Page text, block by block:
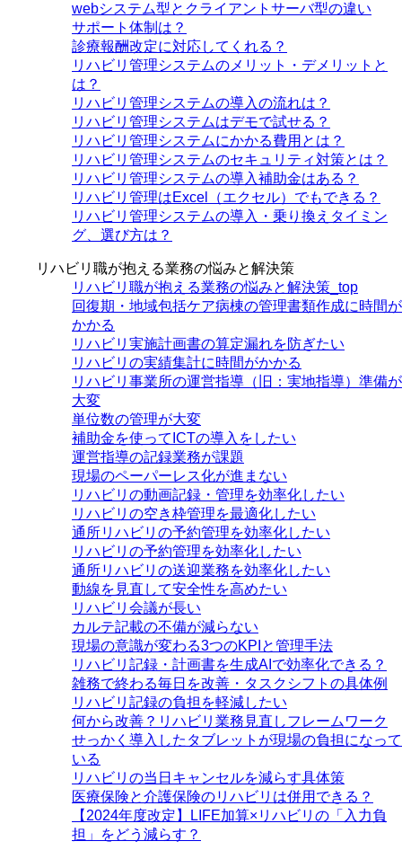
webシステム型とクライアントサーバ型の違い
サポート体制は？
診療報酬改定に対応してくれる？
リハビリ管理システムのメリット・デメリットと
は？
リハビリ管理システムの導入の流れは？
リハビリ管理システムはデモで試せる？
リハビリ管理システムにかかる費用とは？
リハビリ管理システムのセキュリティ対策とは？
リハビリ管理システムの導入補助金はある？
リハビリ管理はExcel（エクセル）でもできる？
リハビリ管理システムの導入・乗り換えタイミン
グ、選び方は？
リハビリ職が抱える業務の悩みと解決策
リハビリ職が抱える業務の悩みと解決策_top
回復期・地域包括ケア病棟の管理書類作成に時間が
かかる
リハビリ実施計画書の算定漏れを防ぎたい
リハビリの実績集計に時間がかかる
リハビリ事業所の運営指導（旧：実地指導）準備が
大変
単位数の管理が大変
補助金を使ってICTの導入をしたい
運営指導の記録業務が課題
現場のペーパーレス化が進まない
リハビリの動画記録・管理を効率化したい
リハビリの空き枠管理を最適化したい
通所リハビリの予約管理を効率化したい
リハビリの予約管理を効率化したい
通所リハビリの送迎業務を効率化したい
動線を見直して安全性を高めたい
リハビリ会議が長い
カルテ記載の不備が減らない
現場の意識が変わる3つのKPIと管理手法
リハビリ記録・計画書を生成AIで効率化できる？
雑務で終わる毎日を改善・タスクシフトの具体例
リハビリ記録の負担を軽減したい
何から改善？リハビリ業務見直しフレームワーク
せっかく導入したタブレットが現場の負担になって
いる
リハビリの当日キャンセルを減らす具体策
医療保険と介護保険のリハビリは併用できる？
【2024年度改定】LIFE加算×リハビリの「入力負
担」をどう減らす？